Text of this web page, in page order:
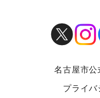
名古屋市
プライバ